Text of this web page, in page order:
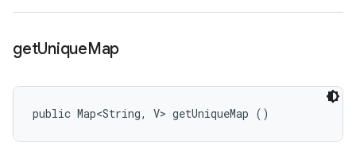
getUniqueMap
public Map<String, V> getUniqueMap ()